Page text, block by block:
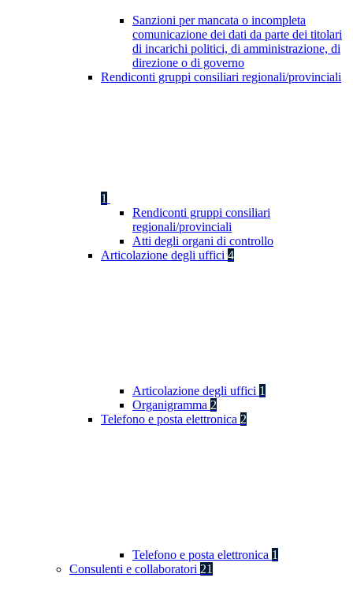
Sanzioni per mancata o incompleta
comunicazione dei dati da parte dei titolari
di incarichi politici, di amministrazione, di
direzione o di governo
Rendiconti gruppi consiliari regionali/provinciali
1
Rendiconti gruppi consiliari
regionali/provinciali
Atti degli organi di controllo
Articolazione degli uffici 4
Articolazione degli uffici 1
Organigramma 2
Telefono e posta elettronica 2
Telefono e posta elettronica 1
Consulenti e collaboratori 21